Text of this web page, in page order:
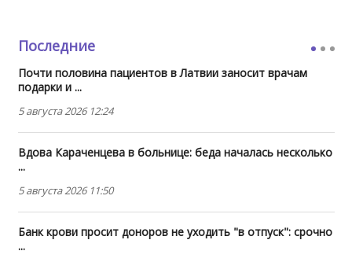
Последние
Почти половина пациентов в Латвии заносит врачам
подарки и ...
5 августа 2026 12:24
Вдова Караченцева в больнице: беда началась несколько
...
5 августа 2026 11:50
Банк крови просит доноров не уходить "в отпуск": срочно
...